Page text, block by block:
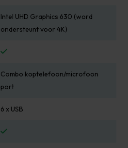
Intel UHD Graphics 630 (word
ondersteunt voor 4K)
Combo koptelefoon/microfoon
port
6 x USB